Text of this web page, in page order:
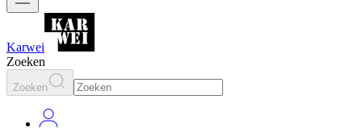
Karwei
Zoeken
Zoeken